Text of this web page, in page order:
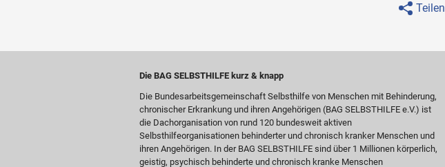
Teilen
Die BAG SELBSTHILFE kurz & knapp
Die Bundesarbeitsgemeinschaft Selbsthilfe von Menschen mit Behinderung,
chronischer Erkrankung und ihren Angehörigen (BAG SELBSTHILFE e.V.) ist
die Dachorganisation von rund 120 bundesweit aktiven
Selbsthilfeorganisationen behinderter und chronisch kranker Menschen und
ihren Angehörigen. In der BAG SELBSTHILFE sind über 1 Millionen körperlich,
geistig, psychisch behinderte und chronisch kranke Menschen